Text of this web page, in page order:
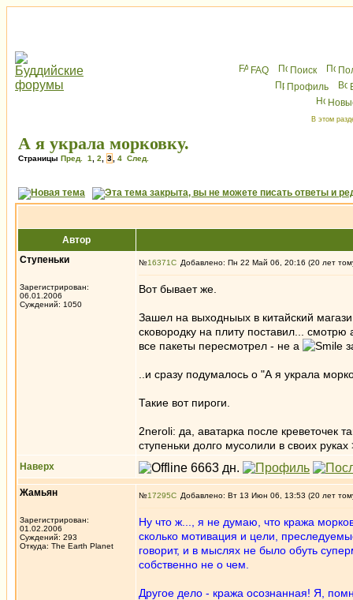
FAQ Поиск
Профиль
В этом
А я украла морковку.
Страницы Пред. 1 2 3 4 След.
Автор
Ступеньки
Зарегистрирован:
06.01.2006
Суждений: 1050
№16371 Добавлено: Пн 22 Май 06, 20:16 (20 лет
Вот бывает же.
Зашел на выходныых в китайский
сковородку на плиту поставил... смотрю
все пакеты пересмотрел - не а
..и сразу подумалось о "А я украла
Такие вот пироги.
2neroli: да, аватарка после креветочек
ступеньки долго мусолили в своих руках
Наверх
Жамьян
Зарегистрирован:
01.02.2006
Суждений: 293
Откуда: The Earth Planet
№17295 Добавлено: Вт 13 Июн 06, 13:53 (20 лет
Ну что ж..., я не думаю, что кража
сколько мотивация и цели,
говорит, и в мыслях не было обуть
собственно не о чем.
Другое дело - кража осознанная! Я,